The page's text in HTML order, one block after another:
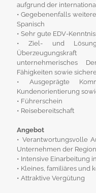
aufgrund der
• Gegebenenfalls
Spanisch
• Sehr gute EDV-
• Ziel- und
Überzeugungskraft
unternehmerisches
Fähigkeiten sowie
• Ausgeprägte
Kundenorientierung
• Führerschein
• Reisebereitschaft
Angebot
• Verantwortungsvolle
Unternehmen der Region
• Intensive Einarbeitung
• Kleines, familiäres und
• Attraktive Vergütung